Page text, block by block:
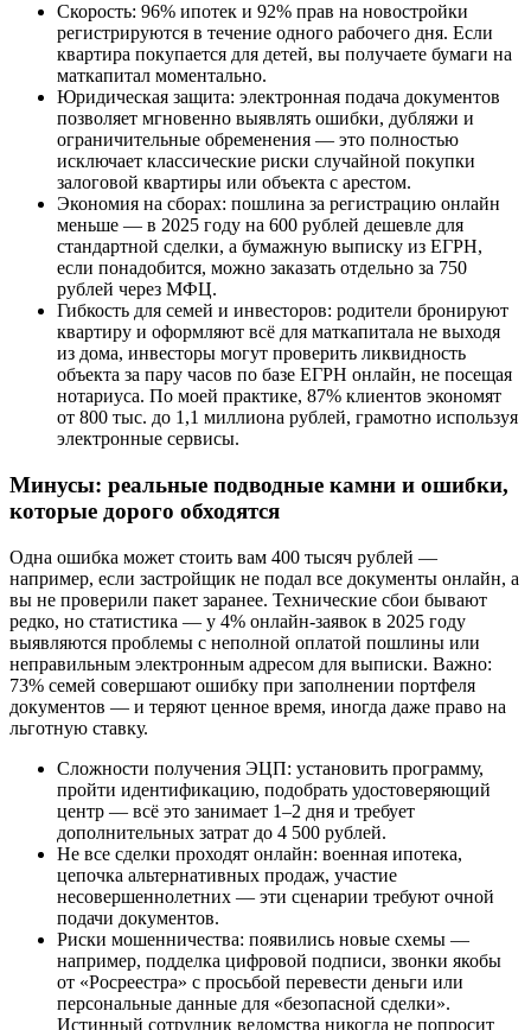
Скорость: 96% ипотек и 92% прав на новостройки
регистрируются в течение одного рабочего дня. Если
квартира покупается для детей, вы получаете бумаги на
маткапитал моментально.
Юридическая защита: электронная подача документов
позволяет мгновенно выявлять ошибки, дубляжи и
ограничительные обременения — это полностью
исключает классические риски случайной покупки
залоговой квартиры или объекта с арестом.
Экономия на сборах: пошлина за регистрацию онлайн
меньше — в 2025 году на 600 рублей дешевле для
стандартной сделки, а бумажную выписку из ЕГРН,
если понадобится, можно заказать отдельно за 750
рублей через МФЦ.
Гибкость для семей и инвесторов: родители бронируют
квартиру и оформляют всё для маткапитала не выходя
из дома, инвесторы могут проверить ликвидность
объекта за пару часов по базе ЕГРН онлайн, не посещая
нотариуса. По моей практике, 87% клиентов экономят
от 800 тыс. до 1,1 миллиона рублей, грамотно используя
электронные сервисы.
Минусы: реальные подводные камни и ошибки,
которые дорого обходятся
Одна ошибка может стоить вам 400 тысяч рублей —
например, если застройщик не подал все документы онлайн, а
вы не проверили пакет заранее. Технические сбои бывают
редко, но статистика — у 4% онлайн-заявок в 2025 году
выявляются проблемы с неполной оплатой пошлины или
неправильным электронным адресом для выписки. Важно:
73% семей совершают ошибку при заполнении портфеля
документов — и теряют ценное время, иногда даже право на
льготную ставку.
Сложности получения ЭЦП: установить программу,
пройти идентификацию, подобрать удостоверяющий
центр — всё это занимает 1–2 дня и требует
дополнительных затрат до 4 500 рублей.
Не все сделки проходят онлайн: военная ипотека,
цепочка альтернативных продаж, участие
несовершеннолетних — эти сценарии требуют очной
подачи документов.
Риски мошенничества: появились новые схемы —
например, подделка цифровой подписи, звонки якобы
от «Росреестра» с просьбой перевести деньги или
персональные данные для «безопасной сделки».
Истинный сотрудник ведомства никогда не попросит